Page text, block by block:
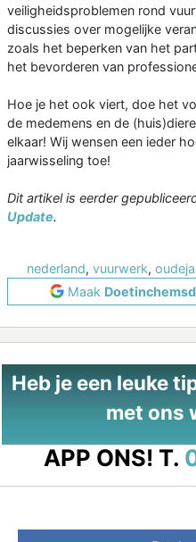
veiligheidsproblemen rond
discussies over mogelijke
zoals het beperken van het
het bevorderen van
Hoe je het ook viert, doe het
de medemens en de
elkaar! Wij wensen een ieder
jaarwisseling toe!
Dit artikel is eerder
Update.
nederland, vuurwerk,
Maak
Heb je een leuke
met ons
APP ONS! T.